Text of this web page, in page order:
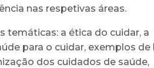
nas respetivas áreas.
temáticas: a ética do cuidar, a
para o cuidar, exemplos de
dos cuidados de saúde,